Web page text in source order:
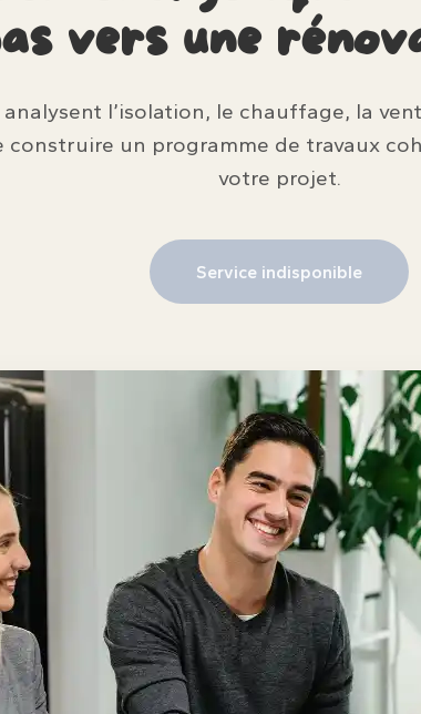
vers une
l’isolation, le chauffage, la
construire un programme de travaux
votre projet.
Service indisponible